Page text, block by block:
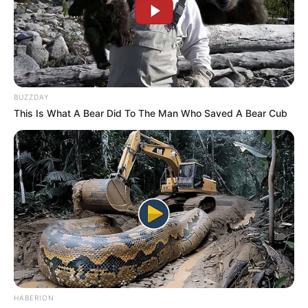
Cabe hacer mención que el pasado viernes 2 de mayo, se
registró un ataque contra la fuerza pública en el
corregimiento de Nutibara, en jurisdicción del municipio
de Frontino, allífue el epicentro de una nueva acción
contra la Policía.
De cuerdo con la alcaldesa de Frontino, Luz Gabriela
Rivera,hombres armados llegaron a la estación de
Frontino, en esta ruralidad, y dispararon contra los
uniformadosque se encontraban en la zona,
afortunadamente sin dejar personas heridas
COMPARTIR
ALERTA BOGOTÁ EN GOOGLE NEWS
BUZZDAY
This Is What A Bear Did To The Man Who Saved A Bear Cub
HABERION